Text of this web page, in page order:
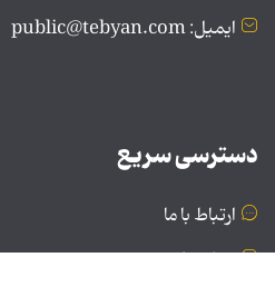
ایمیل: public@tebyan.com
دسترسی سریع
ارتباط با ما
درباره ما